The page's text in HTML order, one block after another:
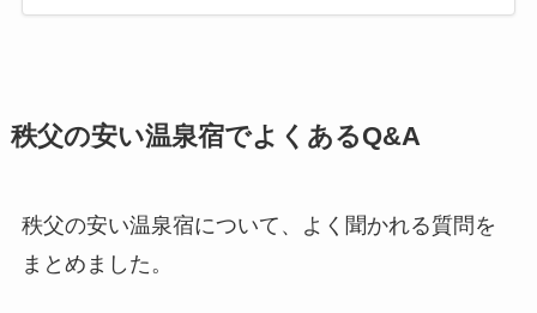
秩父の安い温泉宿でよくあるQ&A
秩父の安い温泉宿について、よく聞かれる質問を
まとめました。